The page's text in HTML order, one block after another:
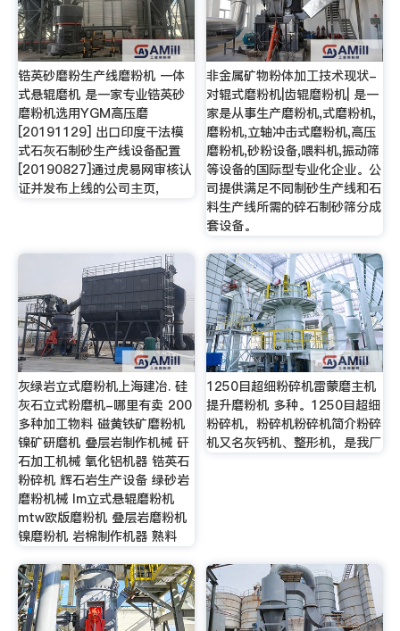
锆英砂磨粉生产线磨粉机 一体
式悬辊磨机 是一家专业锆英砂
磨粉机选用YGM高压磨
[20191129] 出口印度干法模
式石灰石制砂生产线设备配置
[20190827]通过虎易网审核认
证并发布上线的公司主页,
非金属矿物粉体加工技术现状-
对辊式磨粉机|齿辊磨粉机| 是一
家是从事生产磨粉机,式磨粉机,
磨粉机,立轴冲击式磨粉机,高压
磨粉机,砂粉设备,喂料机,振动筛
等设备的国际型专业化企业。公
司提供满足不同制砂生产线和石
料生产线所需的碎石制砂筛分成
套设备。
灰绿岩立式磨粉机上海建冶. 硅
灰石立式粉磨机-哪里有卖 200
多种加工物料 磁黄铁矿磨粉机
镍矿研磨机 叠层岩制作机械 矸
石加工机械 氧化铝机器 锆英石
粉碎机 辉石岩生产设备 绿砂岩
磨粉机械 lm立式悬辊磨粉机
mtw欧版磨粉机 叠层岩磨粉机
镍磨粉机 岩棉制作机器 熟料
1250目超细粉碎机雷蒙磨主机
提升磨粉机 多种。1250目超细
粉碎机，粉碎机粉碎机简介粉碎
机又名灰钙机、整形机，是我厂